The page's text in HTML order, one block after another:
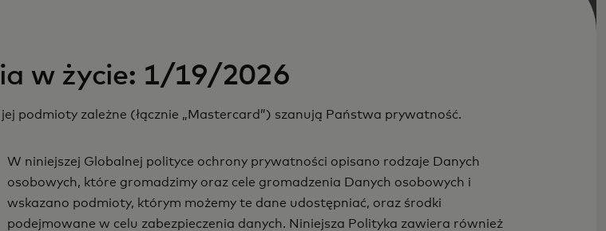
w życie: 1/19/2026
podmioty zależne (łącznie „Mastercard”) szanują Państwa prywatność.
W niniejszej Globalnej polityce ochrony prywatności opisano rodzaje Danych
osobowych, które gromadzimy oraz cele gromadzenia Danych osobowych i
wskazano podmioty, którym możemy te dane udostępniać, oraz środki
podejmowane w celu zabezpieczenia danych. Niniejsza Polityka zawiera również